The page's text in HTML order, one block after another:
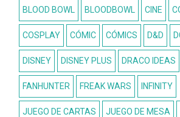
BLOOD BOWL BLOODBOWL CINE
COSPLAY CÓMIC CÓMICS D&D
DISNEY DISNEY PLUS DRACO IDEAS
FANHUNTER FREAK WARS INFINITY
JUEGO DE CARTAS JUEGO DE MESA